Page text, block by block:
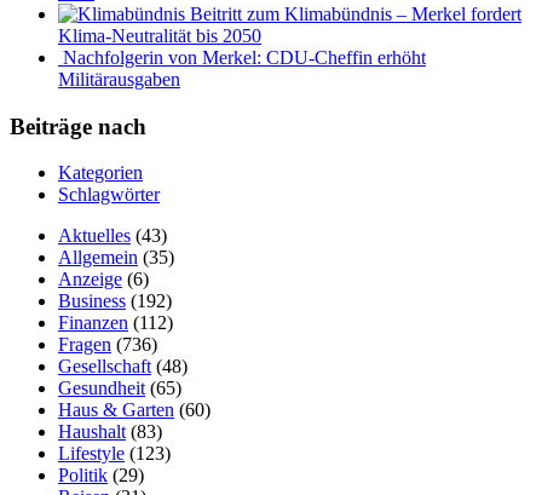
Beitritt zum Klimabündnis – Merkel fordert
Klima-Neutralität bis 2050
Nachfolgerin von Merkel: CDU-Cheffin erhöht
Militärausgaben
Beiträge nach
Kategorien
Schlagwörter
Aktuelles (43)
Allgemein (35)
Anzeige (6)
Business (192)
Finanzen (112)
Fragen (736)
Gesellschaft (48)
Gesundheit (65)
Haus & Garten (60)
Haushalt (83)
Lifestyle (123)
Politik (29)